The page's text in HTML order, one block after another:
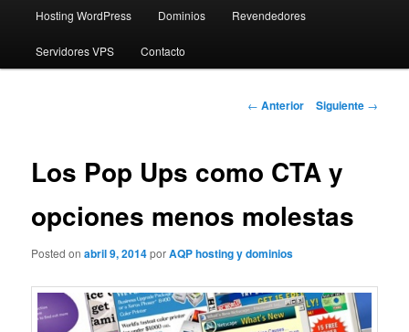
al
contenido
Hosting WordPress Dominios Revendedores
Servidores VPS Contacto
Navegación
← Anterior Siguiente →
Los Pop Ups como CTA y
opciones menos molestas
Posted onabril 9, 2014porAQP hosting y dominios